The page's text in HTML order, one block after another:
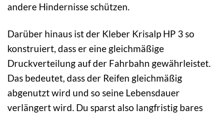
andere Hindernisse schützen.
Darüber hinaus ist der Kleber Krisalp HP 3 so
konstruiert, dass er eine gleichmäßige
Druckverteilung auf der Fahrbahn gewährleistet.
Das bedeutet, dass der Reifen gleichmäßig
abgenutzt wird und so seine Lebensdauer
verlängert wird. Du sparst also langfristig bares